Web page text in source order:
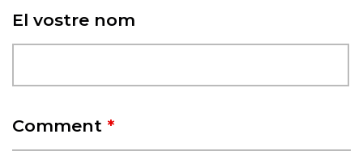
El vostre nom
Comment *